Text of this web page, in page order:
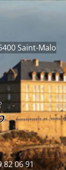
Saint-Malo
06 91